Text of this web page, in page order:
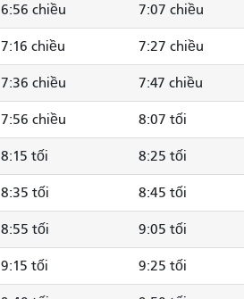
6:56 chiều 7:07 chiều
7:16 chiều 7:27 chiều
7:36 chiều 7:47 chiều
7:56 chiều 8:07 tối
8:15 tối 8:25 tối
8:35 tối 8:45 tối
8:55 tối 9:05 tối
9:15 tối 9:25 tối